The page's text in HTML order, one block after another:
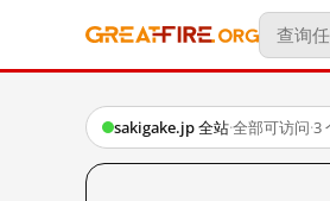
sakigake.jp 全站·全部可访问·3